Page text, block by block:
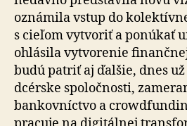
oznámila vstup do
s cieľom vytvoriť a ponúkať
ohlásila vytvorenie
budú patriť aj ďalšie, dnes
dcérske spo­loč­nos­ti,
bankovníctvo a